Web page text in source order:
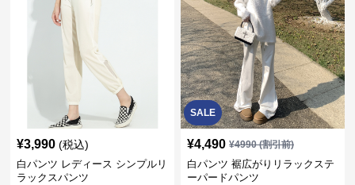
¥3,990 (税込)
白パンツ レディース シンプルリ
ラックスパンツ
SALE
¥4,490 ¥4990(割引前)
白パンツ 裾広がりリラックステ
ーパードパンツ